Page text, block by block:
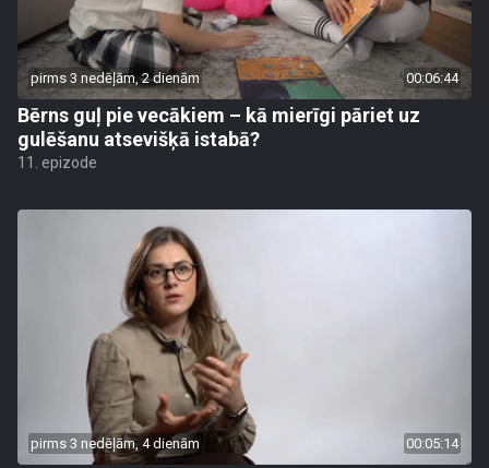
pirms 3 nedēļām, 2 dienām 00:06:44
Bērns guļ pie vecākiem – kā mierīgi pāriet uz
gulēšanu atsevišķā istabā?
11. epizode
pirms 3 nedēļām, 4 dienām 00:05:14